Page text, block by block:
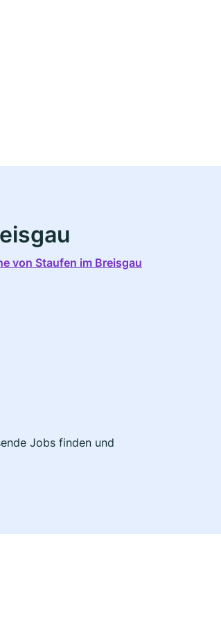
von Staufen im Breisgau
Jobs finden und